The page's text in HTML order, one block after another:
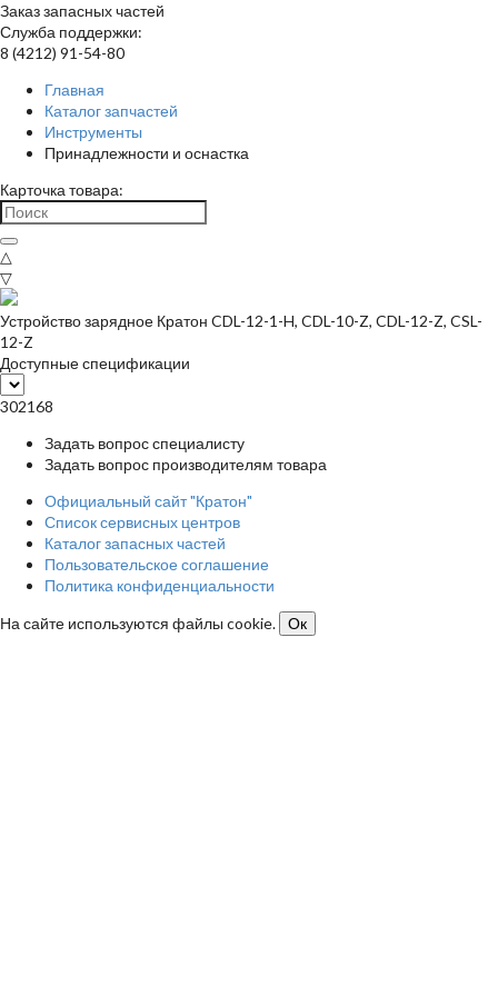
Заказ запасных частей
Служба поддержки:
8 (4212) 91-54-80
Главная
Каталог запчастей
Инструменты
Принадлежности и оснастка
Карточка товара:
△
▽
Устройство зарядное Кратон CDL-12-1-H, CDL-10-Z, CDL-12-Z, CSL-
12-Z
Доступные спецификации
302168
Задать вопрос специалисту
Задать вопрос производителям товара
Официальный сайт "Кратон"
Список сервисных центров
Каталог запасных частей
Пользовательское соглашение
Политика конфиденциальности
На сайте используются файлы cookie.
Ок